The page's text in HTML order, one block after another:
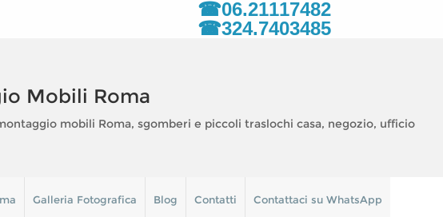
☎06.21117482
☎324.7403485
Mobili Roma
mobili Roma, sgomberi e piccoli traslochi casa, negozio, ufficio
Galleria Fotografica Blog Contatti Contattaci su WhatsApp